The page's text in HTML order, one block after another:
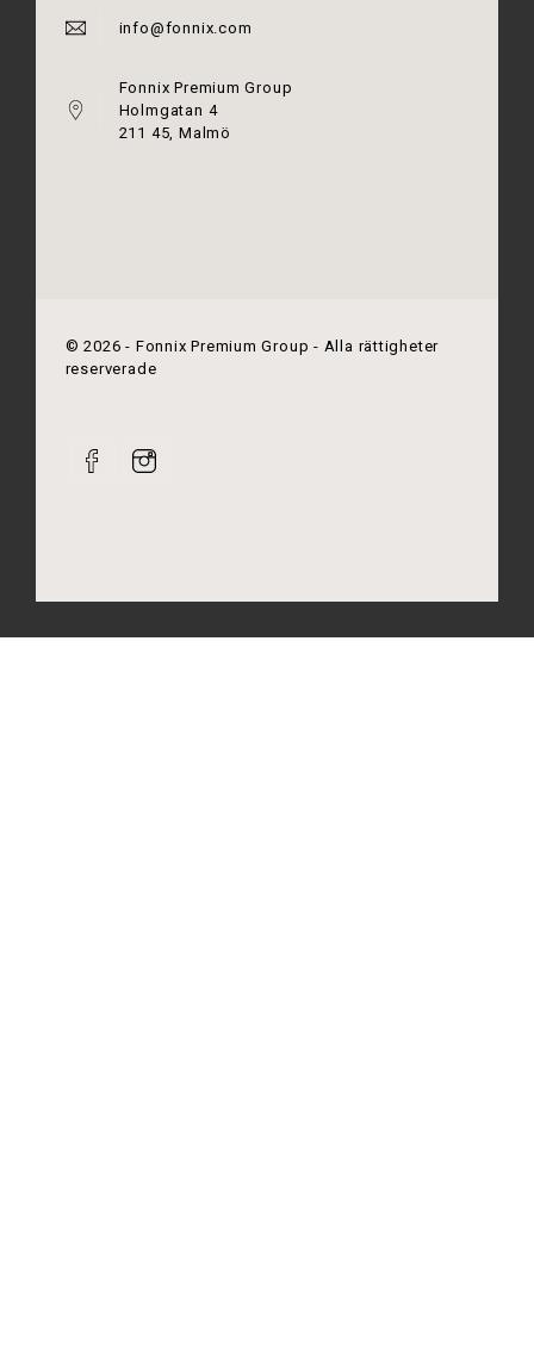
info@fonnix.com
Fonnix Premium Group
Holmgatan 4
211 45, Malmö
©2026 - Fonnix Premium Group - Alla rättigheter
reserverade